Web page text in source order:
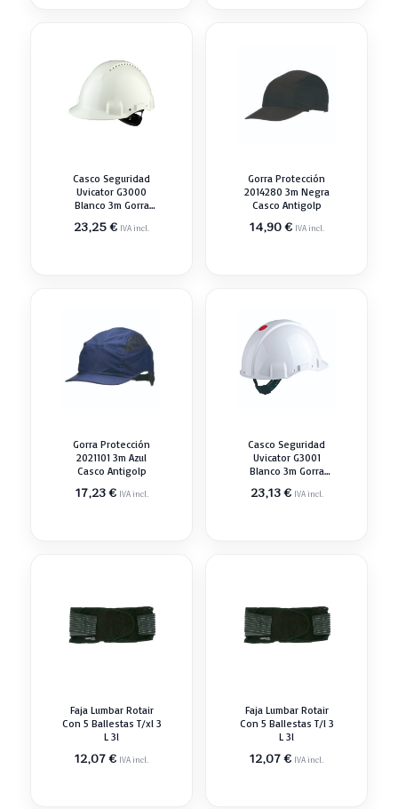
Casco Seguridad
Uvicator G3000
Blanco 3m Gorra
23,25€ IVA incl.
Gorra Protección
2014280 3m Negra
Casco Antigolp
14,90€ IVA incl.
Gorra Protección
2021101 3m Azul
Casco Antigolp
17,23€ IVA incl.
Casco Seguridad
Uvicator G3001
Blanco 3m Gorra
23,13€ IVA incl.
Faja Lumbar Rotair
Con 5 Ballestas T/xl 3
L 3l
12,07€ IVA incl.
Faja Lumbar Rotair
Con 5 Ballestas T/l 3
L 3l
12,07€ IVA incl.